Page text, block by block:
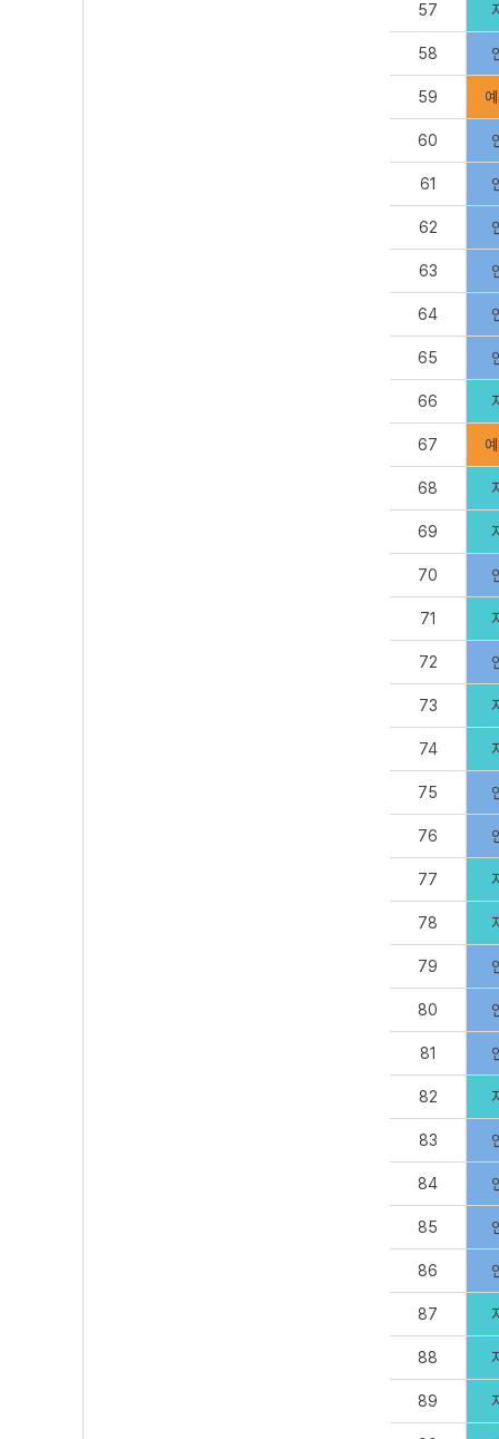
57
58
59
60
61
62
63
64
65
66
67
68
69
70
71
72
73
74
75
76
77
78
79
80
81
82
83
84
85
86
87
88
89